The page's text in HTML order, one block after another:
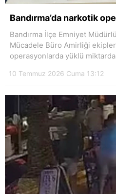
Bandırma’da narkotik
Bandırma İlçe Emniyet
Mücadele Büro Amirliği
operasyonlarda yüklü
10 Temmuz 2026 Cuma 13:12